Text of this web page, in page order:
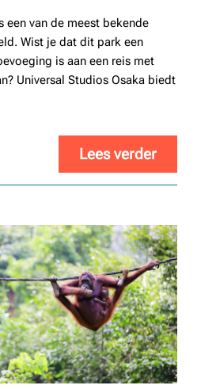
een van de meest bekende
Wist je dat dit park een
is aan een reis met
Universal Studios Osaka biedt
Lees verder